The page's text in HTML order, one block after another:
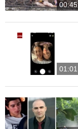
მსმენია ან
არსებობს ამაზე
00:45
01:01